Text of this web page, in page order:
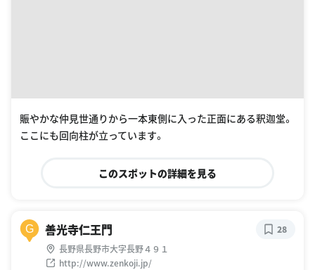
賑やかな仲見世通りから一本東側に入った正面にある釈迦堂。
ここにも回向柱が立っています。
このスポットの詳細を見る
G 善光寺仁王門
長野県長野市大字長野４９１
http://www.zenkoji.jp/
28